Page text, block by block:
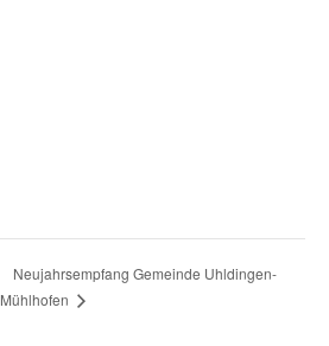
Neujahrsempfang Gemeinde Uhldingen-
Mühlhofen